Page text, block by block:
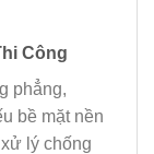
Công
phẳng,
bề mặt nền
lý chống